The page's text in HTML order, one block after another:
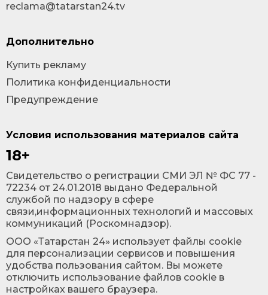
Условия использования материалов сайта
18+
Cвидетельство о регистрации СМИ ЭЛ № ФС 77 -
72234 от 24.01.2018 выдано Федеральной
службой по надзору в сфере
связи,информационных технологий и массовых
коммуникаций (Роскомнадзор).
ООО «Татарстан 24» использует файлы cookie
для персонализации сервисов и повышения
удобства пользования сайтом. Вы можете
отключить использование файлов cookie в
настройках вашего браузера.
reclama@tatarstan24.tv
Дополнительно
Купить рекламу
Политика конфиденциальности
Предупреждение